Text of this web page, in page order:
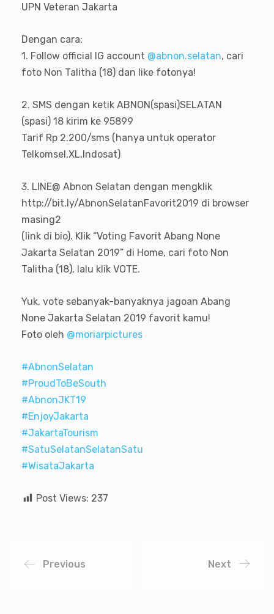
UPN Veteran Jakarta
Dengan cara:
1. Follow official IG account @abnon.selatan, cari
foto Non Talitha (18) dan like fotonya!
2. SMS dengan ketik ABNON(spasi)SELATAN
(spasi) 18 kirim ke 95899
Tarif Rp 2.200/sms (hanya untuk operator
Telkomsel,XL,Indosat)
3. LINE@ Abnon Selatan dengan mengklik
http://bit.ly/AbnonSelatanFavorit2019 di browser
masing2
(link di bio). Klik “Voting Favorit Abang None
Jakarta Selatan 2019” di Home, cari foto Non
Talitha (18), lalu klik VOTE.
Yuk, vote sebanyak-banyaknya jagoan Abang
None Jakarta Selatan 2019 favorit kamu!
Foto oleh @moriarpictures
#AbnonSelatan
#ProudToBeSouth
#AbnonJKT19
#EnjoyJakarta
#JakartaTourism
#SatuSelatanSelatanSatu
#WisataJakarta
Post Views: 237
Previous Next